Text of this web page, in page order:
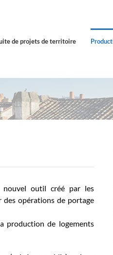
de projets de territoire
nouvel outil créé par les
opérations de portage
production de logements